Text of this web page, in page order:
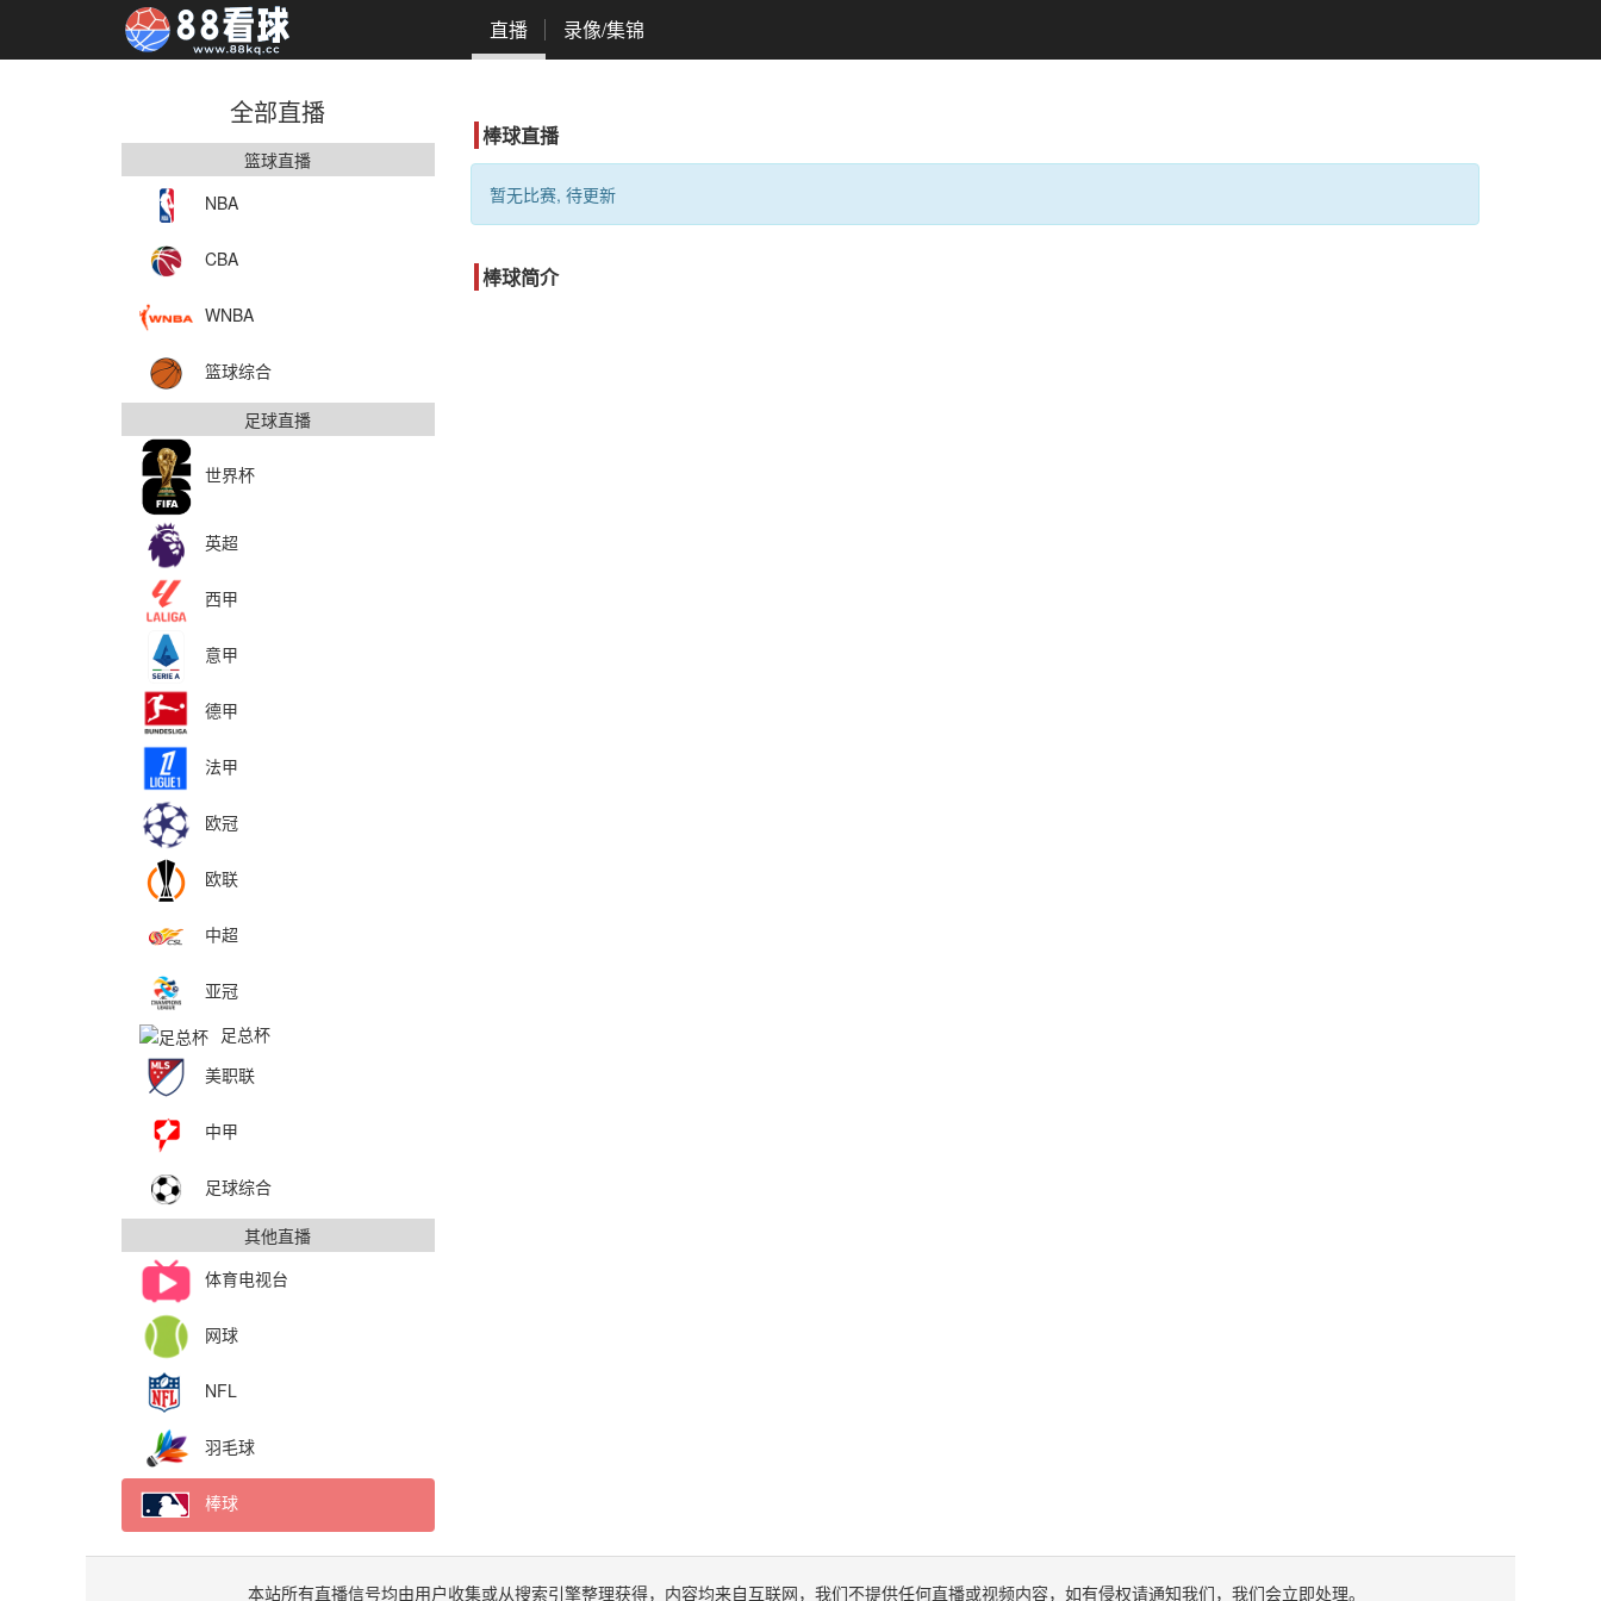
直播 录像/集锦
全部直播
篮球直播
NBA
CBA
WNBA
篮球综合
足球直播
世界杯
英超
西甲
意甲
德甲
法甲
欧冠
欧联
中超
亚冠
足总杯
美职联
中甲
足球综合
其他直播
体育电视台
网球
NFL
羽毛球
棒球
棒球直播
暂无比赛, 待更新
棒球简介
本站所有直播信号均由用户收集或从搜索引擎整理获得，内容均来自互联网，我们不提供任何直播或视频内容，如有侵权请通知我们，我们会立即处理。